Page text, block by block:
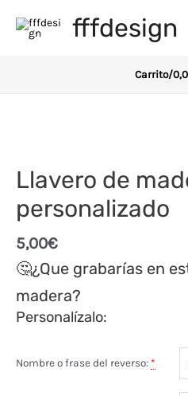
contenido
fffdesign
Carrito/
Llavero de
personalizado
5,00€
🤔¿Que grabarías en
madera?
Personalízalo:
Nombre o frase del reverso: *